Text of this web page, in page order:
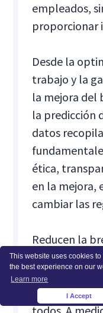
This website uses cookies
the best experience on our
Learn more
I Accept
empleados,
proporcionar
Desde la
trabajo y la
la mejora del
la predicción
datos
ética,
en la mejora,
cambiar las
Reducen la
modelos
empresas
fluido,